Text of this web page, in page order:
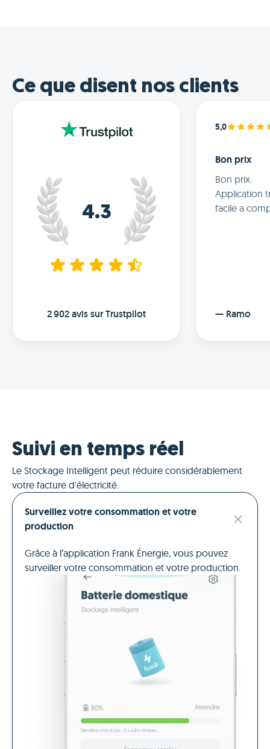
Ce que disent nos clients
4.3
2 902 avis sur Trustpilot
5,0
Bon prix
Bon prix.
Application
facile a
— Ramo
Suivi en temps réel
Le Stockage Intelligent peut réduire considérablement
votre facture d'électricité.
Surveillez votre consommation et votre
production
Grâce à l’application Frank Énergie, vous pouvez
surveiller votre consommation et votre production.